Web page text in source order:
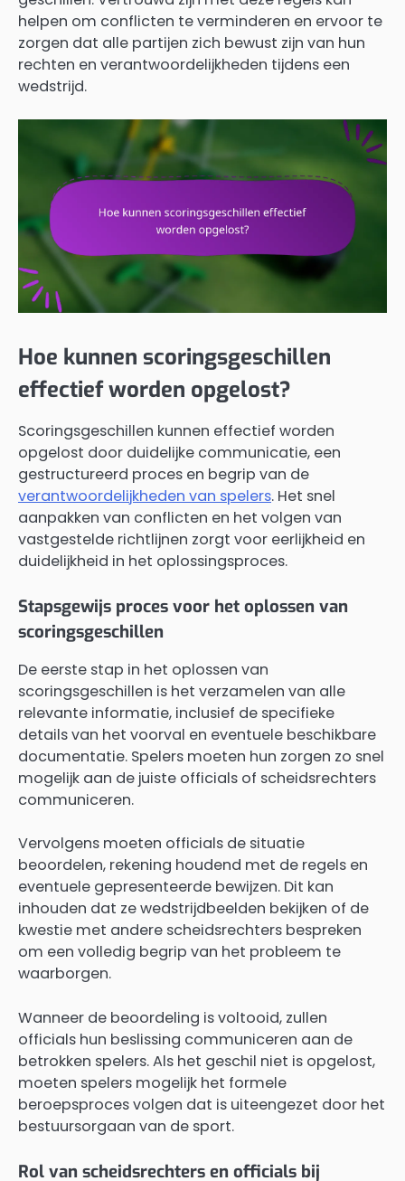
helpen om conflicten te verminderen en ervoor te
zorgen dat alle partijen zich bewust zijn van hun
rechten en verantwoordelijkheden tijdens een
wedstrijd.
Hoe kunnen scoringsgeschillen
effectief worden opgelost?
Scoringsgeschillen kunnen effectief worden
opgelost door duidelijke communicatie, een
gestructureerd proces en begrip van de
verantwoordelijkheden van spelers. Het snel
aanpakken van conflicten en het volgen van
vastgestelde richtlijnen zorgt voor eerlijkheid en
duidelijkheid in het oplossingsproces.
Stapsgewijs proces voor het oplossen van
scoringsgeschillen
De eerste stap in het oplossen van
scoringsgeschillen is het verzamelen van alle
relevante informatie, inclusief de specifieke
details van het voorval en eventuele beschikbare
documentatie. Spelers moeten hun zorgen zo snel
mogelijk aan de juiste officials of scheidsrechters
communiceren.
Vervolgens moeten officials de situatie
beoordelen, rekening houdend met de regels en
eventuele gepresenteerde bewijzen. Dit kan
inhouden dat ze wedstrijdbeelden bekijken of de
kwestie met andere scheidsrechters bespreken
om een volledig begrip van het probleem te
waarborgen.
Wanneer de beoordeling is voltooid, zullen
officials hun beslissing communiceren aan de
betrokken spelers. Als het geschil niet is opgelost,
moeten spelers mogelijk het formele
beroepsproces volgen dat is uiteengezet door het
bestuursorgaan van de sport.
Rol van scheidsrechters en officials bij